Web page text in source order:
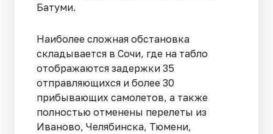
Батуми.
Наиболее сложная обстановка
складывается в Сочи, где на табло
отображаются задержки 35
отправляющихся и более 30
прибывающих самолетов, а также
полностью отменены перелеты из
Иваново, Челябинска, Тюмени,